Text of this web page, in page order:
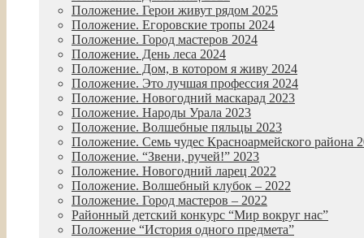
Положение. Герои живут рядом 2025
Положение. Егоровские тропы 2024
Положение. Город мастеров 2024
Положение. День леса 2024
Положение. Дом, в котором я живу 2024
Положение. Это лучшая профессия 2024
Положение. Новогодний маскарад 2023
Положение. Народы Урала 2023
Положение. Волшебные пяльцы 2023
Положение. Семь чудес Красноармейского района
Положение. “Звени, ручей!” 2023
Положение. Новогодний ларец 2022
Положение. Волшебный клубок – 2022
Положение. Город мастеров – 2022
Районный детский конкурс “Мир вокруг нас”
Положение “История одного предмета”